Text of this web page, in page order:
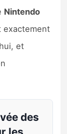
Nintendo
exactement
et
des